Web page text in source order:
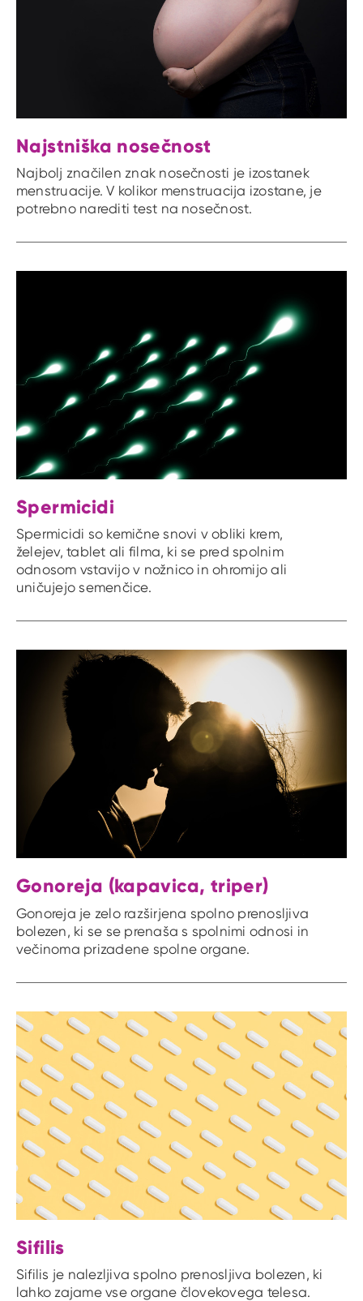
Najstniška nosečnost
Najbolj značilen znak nosečnosti je izostanek
menstruacije. V kolikor menstruacija izostane, je
potrebno narediti test na nosečnost.
Spermicidi
Spermicidi so kemične snovi v obliki krem,
želejev, tablet ali filma, ki se pred spolnim
odnosom vstavijo v nožnico in ohromijo ali
uničujejo semenčice.
Gonoreja (kapavica, triper)
Gonoreja je zelo razširjena spolno prenosljiva
bolezen, ki se se prenaša s spolnimi odnosi in
večinoma prizadene spolne organe.
Sifilis
Sifilis je nalezljiva spolno prenosljiva bolezen, ki
lahko zajame vse organe človekovega telesa.